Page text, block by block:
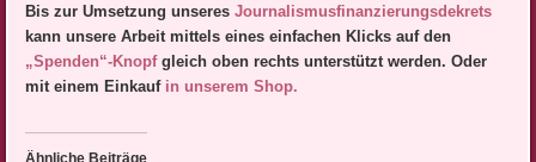
Bis zur Umsetzung unseresJournalismusfinanzierungsdekrets
kann unsere Arbeit mittels eines einfachen Klicks auf den
„Spenden“-Knopfgleich oben rechts unterstützt werden. Oder
mit einem Einkauf in unserem Shop.
Ähnliche Beiträge